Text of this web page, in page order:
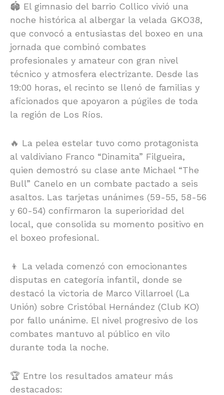
🏟️ El gimnasio del barrio Collico vivió una
noche histórica al albergar la velada GKO38,
que convocó a entusiastas del boxeo en una
jornada que combinó combates
profesionales y amateur con gran nivel
técnico y atmosfera electrizante. Desde las
19:00 horas, el recinto se llenó de familias y
aficionados que apoyaron a púgiles de toda
la región de Los Ríos.
🔥 La pelea estelar tuvo como protagonista
al valdiviano Franco “Dinamita” Filgueira,
quien demostró su clase ante Michael “The
Bull” Canelo en un combate pactado a seis
asaltos. Las tarjetas unánimes (59-55, 58-56
y 60-54) confirmaron la superioridad del
local, que consolida su momento positivo en
el boxeo profesional.
👦 La velada comenzó con emocionantes
disputas en categoría infantil, donde se
destacó la victoria de Marco Villarroel (La
Unión) sobre Cristóbal Hernández (Club KO)
por fallo unánime. El nivel progresivo de los
combates mantuvo al público en vilo
durante toda la noche.
🏆 Entre los resultados amateur más
destacados: